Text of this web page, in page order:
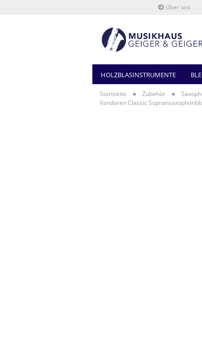
Über uns
HOLZBLASINSTRUMENTE
Startseite » Zubehör »
Vandoren Classic